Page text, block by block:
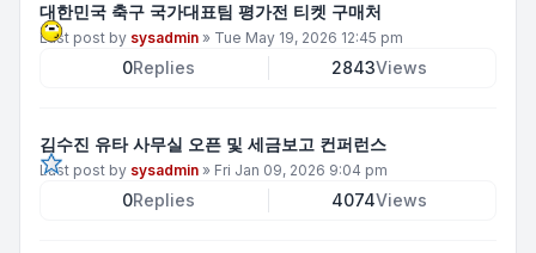
대한민국 축구 국가대표팀 평가전 티켓 구매처
Last post by sysadmin » Tue May 19, 2026 12:45 pm
0Replies 2843Views
김수진 유타 사무실 오픈 및 세금보고 컨퍼런스
Last post by sysadmin » Fri Jan 09, 2026 9:04 pm
0Replies 4074Views